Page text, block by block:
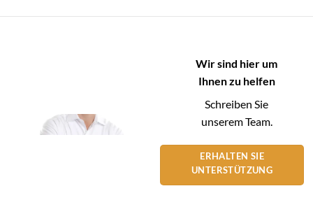
Wir sind hier um
Ihnen zu helfen
Schreiben Sie
unserem Team.
ERHALTEN SIE
UNTERSTÜTZUNG